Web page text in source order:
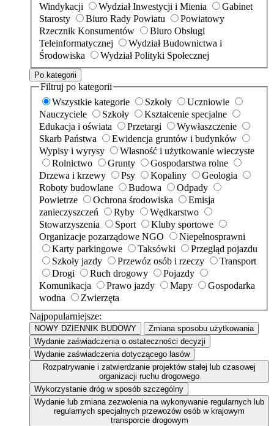
Windykacji
Wydział Inwestycji i Mienia
Gabinet
Starosty
Biuro Rady Powiatu
Powiatowy
Rzecznik Konsumentów
Biuro Obsługi
Teleinformatycznej
Wydział Budownictwa i
Środowiska
Wydział Polityki Społecznej
Po kategorii
Filtruj po kategorii
Wszystkie kategorie
Szkoły
Uczniowie
Nauczyciele
Szkoły
Kształcenie specjalne
Edukacja i oświata
Przetargi
Wywłaszczenie
Skarb Państwa
Ewidencja gruntów i budynków
Wypisy i wyrysy
Własność i użytkowanie wieczyste
Rolnictwo
Grunty
Gospodarstwa rolne
Drzewa i krzewy
Psy Kopaliny
Geologia
Roboty budowlane
Budowa
Odpady
Powietrze
Ochrona środowiska
Emisja
zanieczyszczeń
Ryby
Wędkarstwo
Stowarzyszenia
Sport
Kluby sportowe
Organizacje pozarządowe NGO
Niepełnosprawni
Karty parkingowe
Taksówki
Przegląd pojazdu
Szkoły jazdy
Przewóz osób i rzeczy
Transport
Drogi
Ruch drogowy
Pojazdy
Komunikacja
Prawo jazdy Mapy
Gospodarka
wodna
Zwierzęta
Najpopularniejsze:
NOWY DZIENNIK BUDOWY
Zmiana sposobu użytkowania
Wydanie zaświadczenia o ostateczności decyzji
Wydanie zaświadczenia dotyczącego lasów
Rozpatrywanie i zatwierdzanie projektów stałej lub czasowej
organizacji ruchu drogowego
Wykorzystanie dróg w sposób szczególny
Wydanie lub zmiana zezwolenia na wykonywanie regularnych lub
regularnych specjalnych przewozów osób w krajowym
transporcie drogowym